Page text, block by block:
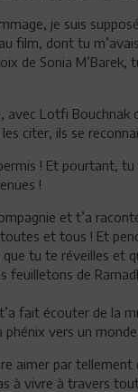
je suis
film, dont tu
de Sonia
Lotfi Bouchnak
citer, ils se
! Et pourtant,
!
et t’a
et tous ! Et
tu te réveilles et
feuilletons de
fait écouter de la
phénix vers un
aimer par
à vivre à travers